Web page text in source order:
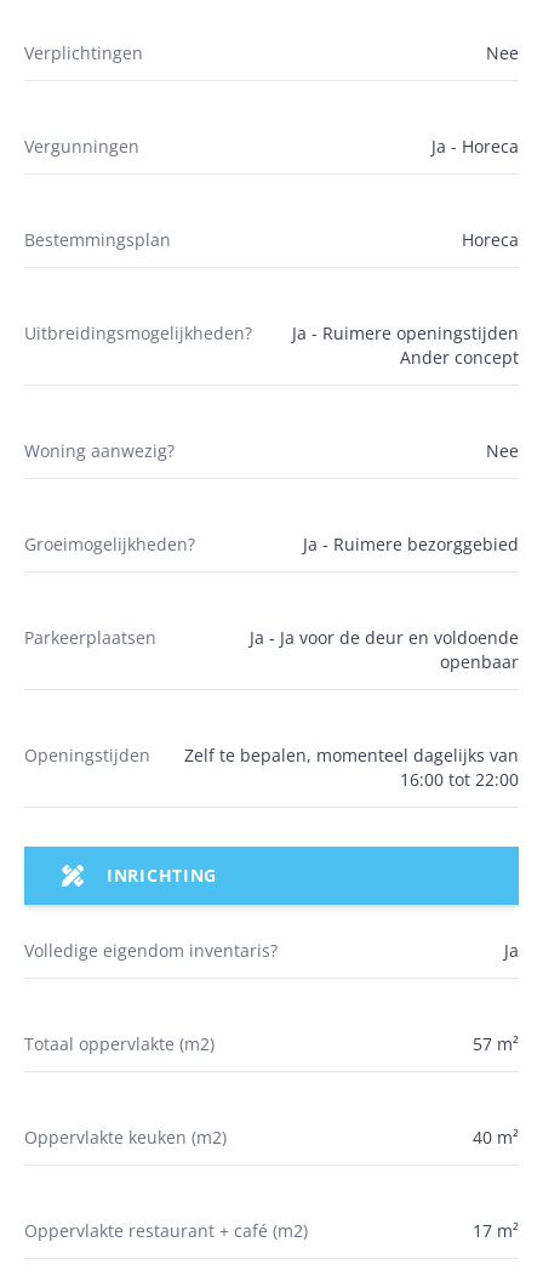
Verplichtingen Nee
Vergunningen Ja - Horeca
Bestemmingsplan Horeca
Uitbreidingsmogelijkheden?
Ja - Ruimere openingstijden
Ander concept
Woning aanwezig? Nee
Groeimogelijkheden? Ja - Ruimere bezorggebied
Parkeerplaatsen
Ja - Ja voor de deur en voldoende
openbaar
Openingstijden
Zelf te bepalen, momenteel dagelijks van
16:00 tot 22:00
INRICHTING
Volledige eigendom inventaris? Ja
Totaal oppervlakte (m2) 57 m²
Oppervlakte keuken (m2) 40 m²
Oppervlakte restaurant + café (m2) 17 m²